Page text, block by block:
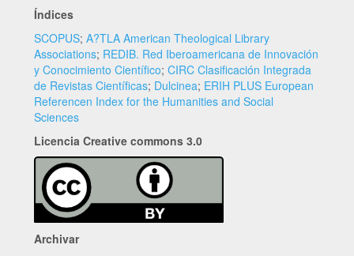
Índices
SCOPUS; A?TLA American Theological Library
Associations; REDIB. Red Iberoamericana de Innovación
y Conocimiento Científico; CIRC Clasificación Integrada
de Revistas Científicas; Dulcinea; ERIH PLUS European
Referencen Index for the Humanities and Social
Sciences
Licencia Creative commons 3.0
Archivar